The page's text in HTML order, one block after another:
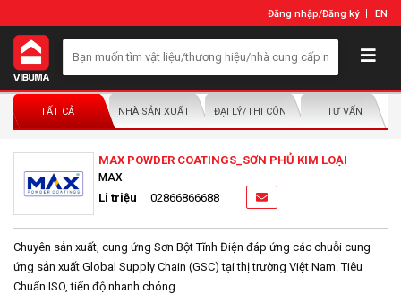
Đăng nhập/Đăng ký EN
TẤT CẢ NHÀ SẢN XUẤT/NHÀ PHÂN PHỐIĐẠI LÝ/THI CÔNG LẮP ĐẶTTƯ VẤN
MAX POWDER COATINGS_SƠN PHỦ KIM LOẠI
MAX
Li triệu 02866866688
Chuyên sản xuất, cung ứng Sơn Bột Tĩnh Điện đáp ứng các chuỗi cung
ứng sản xuất Global Supply Chain (GSC) tại thị trường Việt Nam. Tiêu
Chuẩn ISO, tiến độ nhanh chóng.